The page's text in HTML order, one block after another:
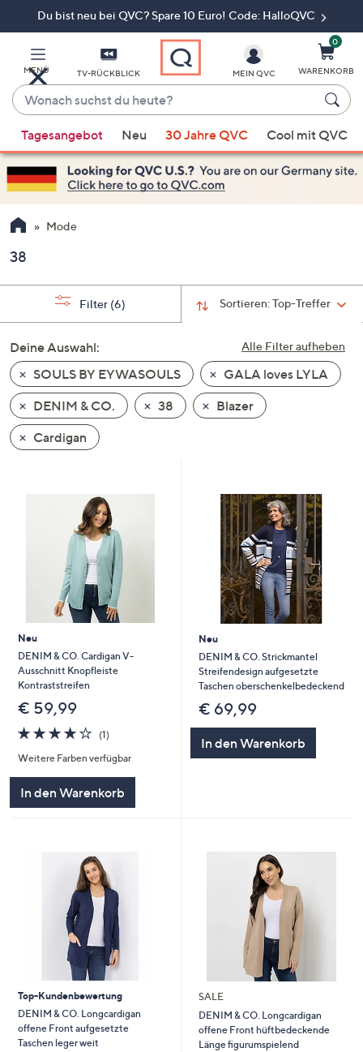
Du bist neu bei QVC? Spare 10 Euro! Code: HalloQVC
MENÜ TV-RÜCKBLICK
Wonach
suchst
du
heute?
Vorschläge
verfügbar
sind,
verwenden
Sie
Pfeiltasten
nach
und
nach
unten
oder
wischen
Sie
auf
anzuzeigen.
MEIN QVC
0
WARENKORB
Tagesangebot Neu 30 Jahre QVC Cool mit QVC
Mode
38
Sortieren:Top-Treffer
Filter (6)
Alle Filter aufheben
Deine Auswahl:
SOULS BY EYWASOULS
GALA loves LYLA
DENIM & CO.
38
Blazer
Cardigan
Neu
DENIM & CO. Cardigan V-
Ausschnitt Knopfleiste
Kontraststreifen
€ 59,99
4.0
von
5
(1)1
Weitere Farben verfügbar
In den Warenkorb
Neu
DENIM & CO. Strickmantel
Streifendesign aufgesetzte
Taschen oberschenkelbedeckend
€ 69,99
In den Warenkorb
Top-Kundenbewertung
DENIM & CO. Longcardigan
offene Front aufgesetzte
Taschen leger weit
SALE
DENIM & CO. Longcardigan
offene Front hüftbedeckende
Länge figurumspielend